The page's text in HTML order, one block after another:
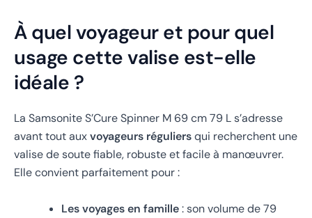
À quel voyageur et pour quel
usage cette valise est-elle
idéale ?
La Samsonite S’Cure Spinner M 69 cm 79 L s’adresse
avant tout auxvoyageurs réguliersqui recherchent une
valise de soute fiable, robuste et facile à manœuvrer.
Elle convient parfaitement pour :
Les voyages en famille: son volume de 79